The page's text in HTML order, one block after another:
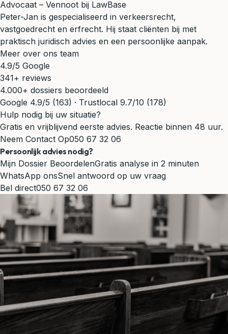
Advocaat – Vennoot bij LawBase
Peter-Jan is gespecialiseerd in verkeersrecht,
vastgoedrecht en erfrecht. Hij staat cliënten bij met
praktisch juridisch advies en een persoonlijke aanpak.
Meer over ons team
4.9/5 Google
341+ reviews
4.000+ dossiers beoordeeld
Google 4.9/5 (163) · Trustlocal 9.7/10 (178)
Hulp nodig bij uw situatie?
Gratis en vrijblijvend eerste advies. Reactie binnen 48 uur.
Neem Contact Op050 67 32 06
Persoonlijk advies nodig?
Mijn Dossier BeoordelenGratis analyse in 2 minuten
WhatsApp onsSnel antwoord op uw vraag
Bel direct050 67 32 06